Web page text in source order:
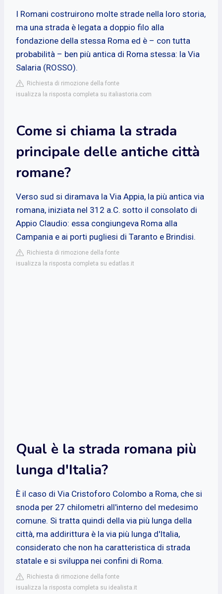
I Romani costruirono molte strade nella loro storia,
ma una strada è legata a doppio filo alla
fondazione della stessa Roma ed è – con tutta
probabilità – ben più antica di Roma stessa: la Via
Salaria (ROSSO).
Richiesta di rimozione della fonte
isualizza la risposta completa su italiastoria.com
Come si chiama la strada
principale delle antiche città
romane?
Verso sud si diramava la Via Appia, la più antica via
romana, iniziata nel 312 a.C. sotto il consolato di
Appio Claudio: essa congiungeva Roma alla
Campania e ai porti pugliesi di Taranto e Brindisi.
Richiesta di rimozione della fonte
isualizza la risposta completa su edatlas.it
Qual è la strada romana più
lunga d'Italia?
È il caso di Via Cristoforo Colombo a Roma, che si
snoda per 27 chilometri all'interno del medesimo
comune. Si tratta quindi della via più lunga della
città, ma addirittura è la via più lunga d'Italia,
considerato che non ha caratteristica di strada
statale e si sviluppa nei confini di Roma.
Richiesta di rimozione della fonte
isualizza la risposta completa su idealista.it